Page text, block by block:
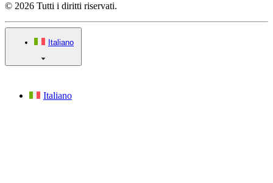
© 2026 Tutti i diritti riservati.
Italiano
Italiano